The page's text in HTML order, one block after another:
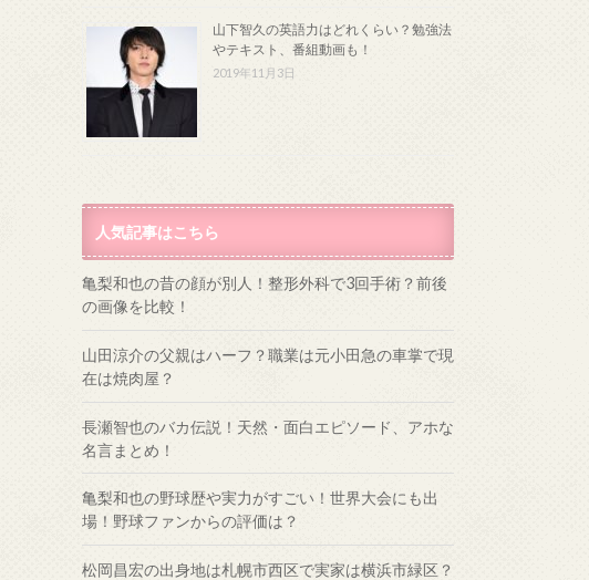
山下智久の英語力はどれくらい？勉強法
やテキスト、番組動画も！
2019年11月3日
人気記事はこちら
亀梨和也の昔の顔が別人！整形外科で3回手術？前後
の画像を比較！
山田涼介の父親はハーフ？職業は元小田急の車掌で現
在は焼肉屋？
長瀬智也のバカ伝説！天然・面白エピソード、アホな
名言まとめ！
亀梨和也の野球歴や実力がすごい！世界大会にも出
場！野球ファンからの評価は？
松岡昌宏の出身地は札幌市西区で実家は横浜市緑区？